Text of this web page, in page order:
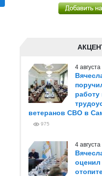
4
работу
ветеранов СВО в
975
4
оценил